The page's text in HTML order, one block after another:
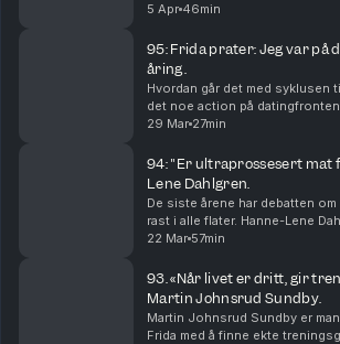
matforstyrra. Hva kan vi gjøre
5 Apr 46min
95: Frida prater: Jeg var på
åring.
Hvordan går det med syklusen
det noe action på
som blir veldig hormonell før
29 Mar 27min
94: "Er ultraprossesert mat
Lene Dahlgren.
De siste årene har debatten
rast i alle flater. Hanne-Lene
debatten er fryktbasert og
22 Mar 57min
93. «Når livet er dritt, gir
Martin Johnsrud Sundby.
Martin Johnsrud Sundby er
Frida med å finne ekte